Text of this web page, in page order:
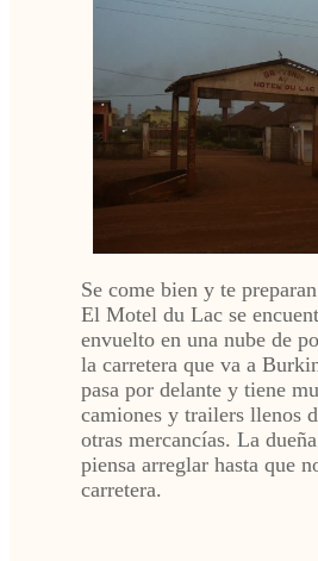
Se come bien y te
El Motel du Lac se
envuelto en una nube de
la carretera que va a
pasa por delante y tiene
camiones y trailers llenos
otras mercancías. La
piensa arreglar hasta que
carretera.